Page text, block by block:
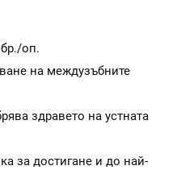
оп.
на междузъбните
здравето на устната
за достигане и до най-